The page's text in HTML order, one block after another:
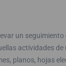
un seguimiento
actividades
planos, hojas